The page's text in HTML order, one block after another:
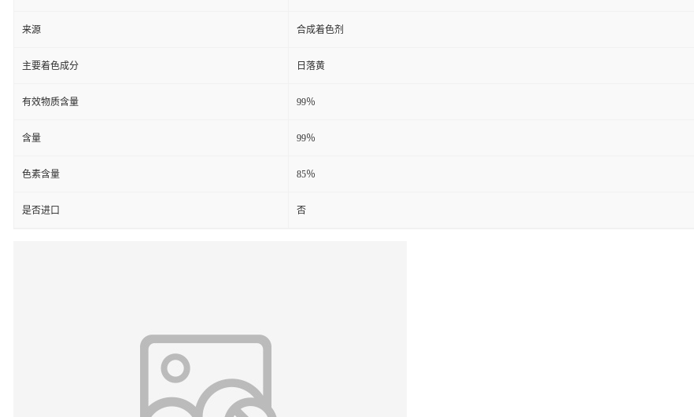
来源 合成着色剂
主要着色成分 日落黄
有效物质含量 99％
含量 99％
色素含量 85％
是否进口 否